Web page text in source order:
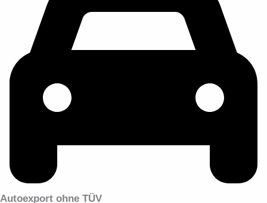
Autoexport ohne TÜV